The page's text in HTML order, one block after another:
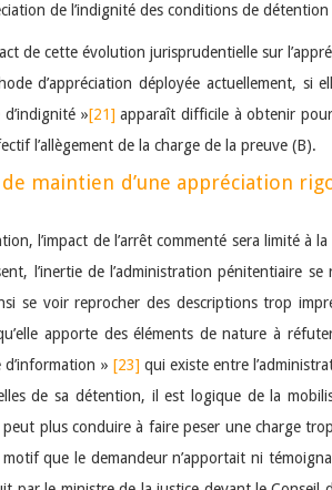
de l’indignité des conditions de
de cette évolution jurisprudentielle sur
d’appréciation déployée actuellement, si
»[21] apparaît difficile à obtenir
l’allègement de la charge de la preuve (B).
maintien d’une appréciation
l’impact de l’arrêt commenté sera limité à
l’inertie de l’administration pénitentiaire
se voir reprocher des descriptions trop
apporte des éléments de nature à
d’information » [23] qui existe entre
de sa détention, il est logique de la
plus conduire à faire peser une charge
que le demandeur n’apportait ni